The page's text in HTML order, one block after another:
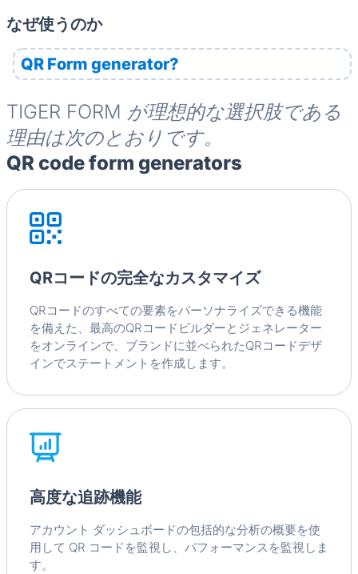
なぜ使うのか
QR Form generator?
TIGER FORM が理想的な選択肢である
理由は次のとおりです。
QR code form generators
QRコードの完全なカスタマイズ
QRコードのすべての要素をパーソナライズできる機能
を備えた、最高のQRコードビルダーとジェネレーター
をオンラインで、ブランドに並べられたQRコードデザ
インでステートメントを作成します。
高度な追跡機能
アカウント ダッシュボードの包括的な分析の概要を使
用して QR コードを監視し、パフォーマンスを監視しま
す。